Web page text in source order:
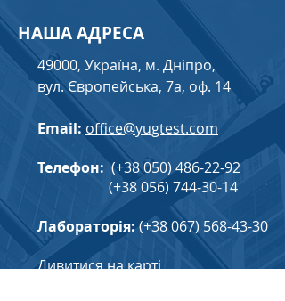
НАША АДРЕСА
49000, Україна, м. Дніпро,
вул. Європейська, 7а, оф. 14
Email: office@yugtest.com
Телефон: (+38050) 486-22-92
(+38056) 744-30-14
Лабораторія: (+38067) 568-43-30
Дивитися на карті